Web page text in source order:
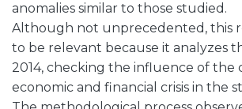
anomalies similar to those studied.
Although not unprecedented, this
to be relevant because it analyzes
2014, checking the influence of the
economic and financial crisis in the